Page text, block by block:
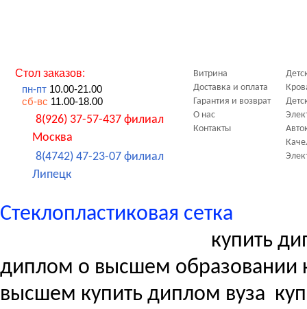
Стол заказов:
пн-пт 10.00-21.00
сб-вс 11.00-18.00
8(926) 37-57-437 филиал
Москва
8(4742) 47-23-07 филиал
Липецк
Витрина
Доставка и оплата
Гарантия и возврат
О нас
Контакты
Стеклопластиковая сетка
купить
диплом о высшем образовании
высшем купить диплом вуза